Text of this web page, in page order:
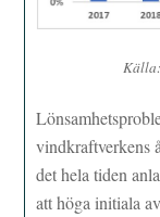
Källa:
vindkraftverkens
det hela tiden
att höga initiala